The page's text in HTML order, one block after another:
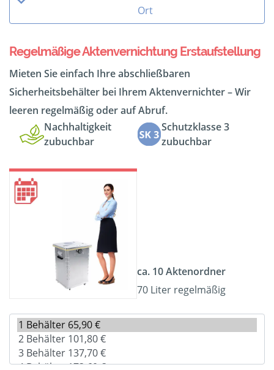
Ort
Regelmäßige Aktenvernichtung Erstaufstellung
Mieten Sie einfach Ihre abschließbaren
Sicherheitsbehälter bei Ihrem Aktenvernichter – Wir
leeren regelmäßig oder auf Abruf.
Nachhaltigkeit
zubuchbar
Schutzklasse 3
zubuchbar
ca. 10 Aktenordner
70 Liter regelmäßig